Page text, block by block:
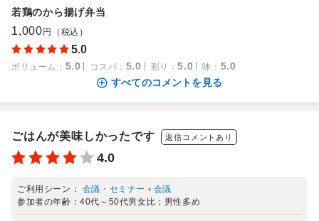
若鶏のから揚げ弁当
1,000 円（税込）
5.0
ボリューム ： 5.0 コスパ ： 5.0 彩り ：5.0 味 ： 5.0
すべてのコメントを見る
ごはんが美味しかったです 返信コメントあり
4.0
ご利用シーン： 会議・セミナー › 会議
参加者の年齢：40代～50代男女比： 男性多め